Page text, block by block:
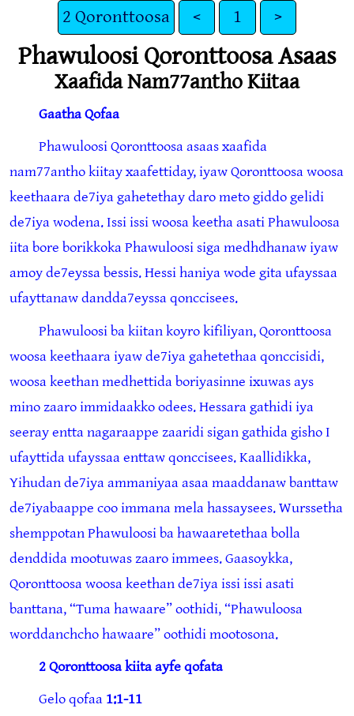
2 Qoronttoosa < 1 >
Phawuloosi Qoronttoosa Asaas
Xaafida Nam77antho Kiitaa
Gaatha Qofaa
Phawuloosi Qoronttoosa asaas xaafida
nam77antho kiitay xaafettiday, iyaw Qoronttoosa woosa
keethaara de7iya gahetethay daro meto giddo gelidi
de7iya wodena. Issi issi woosa keetha asati Phawuloosa
iita bore borikkoka Phawuloosi siga medhdhanaw iyaw
amoy de7eyssa bessis. Hessi haniya wode gita ufayssaa
ufayttanaw dandda7eyssa qonccisees.
Phawuloosi ba kiitan koyro kifiliyan, Qoronttoosa
woosa keethaara iyaw de7iya gahetethaa qonccisidi,
woosa keethan medhettida boriyasinne ixuwas ays
mino zaaro immidaakko odees. Hessara gathidi iya
seeray entta nagaraappe zaaridi sigan gathida gisho I
ufayttida ufayssaa enttaw qonccisees. Kaallidikka,
Yihudan de7iya ammaniyaa asaa maaddanaw banttaw
de7iyabaappe coo immana mela hassaysees. Wurssetha
shemppotan Phawuloosi ba hawaaretethaa bolla
denddida mootuwas zaaro immees. Gaasoykka,
Qoronttoosa woosa keethan de7iya issi issi asati
banttana, “Tuma hawaare” oothidi, “Phawuloosa
worddanchcho hawaare” oothidi mootosona.
2 Qoronttoosa kiita ayfe qofata
Gelo qofaa 1:1-11